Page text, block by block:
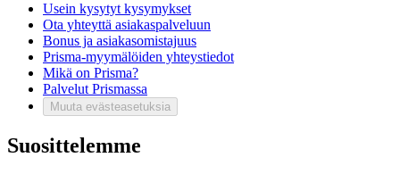
Usein kysytyt kysymykset
Ota yhteyttä asiakaspalveluun
Bonus ja asiakasomistajuus
Prisma-myymälöiden yhteystiedot
Mikä on Prisma?
Palvelut Prismassa
Muuta evästeasetuksia
Suosittelemme